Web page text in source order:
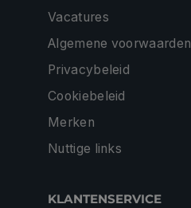
Vacatures
Algemene voorwaarden
Privacybeleid
Cookiebeleid
Merken
Nuttige links
KLANTENSERVICE